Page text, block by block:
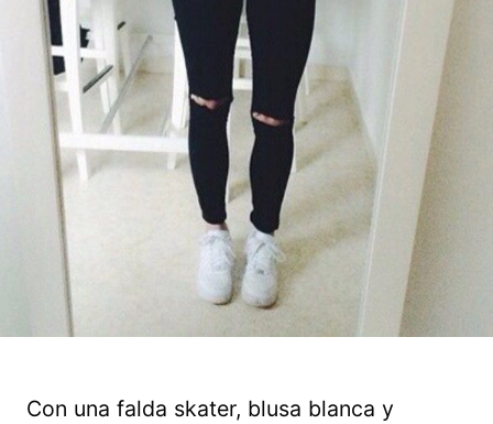
Con una falda skater, blusa blanca y